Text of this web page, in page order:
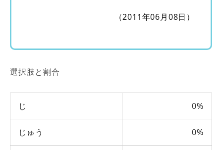
（2011年06月08日）
選択肢と割合
じ 0%
じゅう 0%